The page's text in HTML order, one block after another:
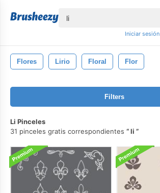
Iniciar sesión
Flores Lirio Floral Flor
Filters
Li Pinceles
31 pinceles gratis correspondientes
li